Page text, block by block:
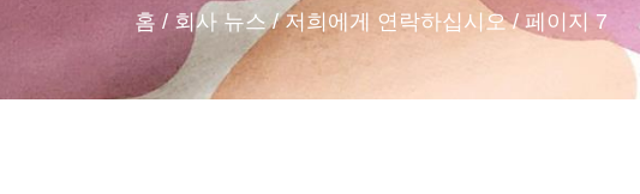
홈 / 회사 뉴스 /저희에게 연락하십시오/ 페이지 7